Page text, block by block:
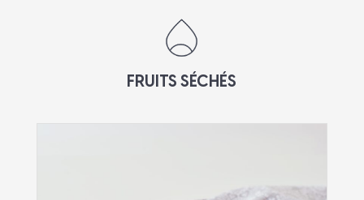
FRUITS SÉCHÉS